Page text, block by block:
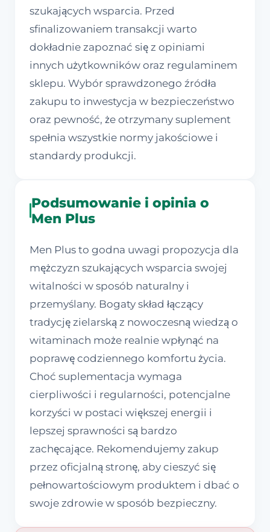
szukających wsparcia. Przed
sfinalizowaniem transakcji warto
dokładnie zapoznać się z opiniami
innych użytkowników oraz regulaminem
sklepu. Wybór sprawdzonego źródła
zakupu to inwestycja w bezpieczeństwo
oraz pewność, że otrzymany suplement
spełnia wszystkie normy jakościowe i
standardy produkcji.
Podsumowanie i opinia o
Men Plus
Men Plus to godna uwagi propozycja dla
mężczyzn szukających wsparcia swojej
witalności w sposób naturalny i
przemyślany. Bogaty skład łączący
tradycję zielarską z nowoczesną wiedzą o
witaminach może realnie wpłynąć na
poprawę codziennego komfortu życia.
Choć suplementacja wymaga
cierpliwości i regularności, potencjalne
korzyści w postaci większej energii i
lepszej sprawności są bardzo
zachęcające. Rekomendujemy zakup
przez oficjalną stronę, aby cieszyć się
pełnowartościowym produktem i dbać o
swoje zdrowie w sposób bezpieczny.